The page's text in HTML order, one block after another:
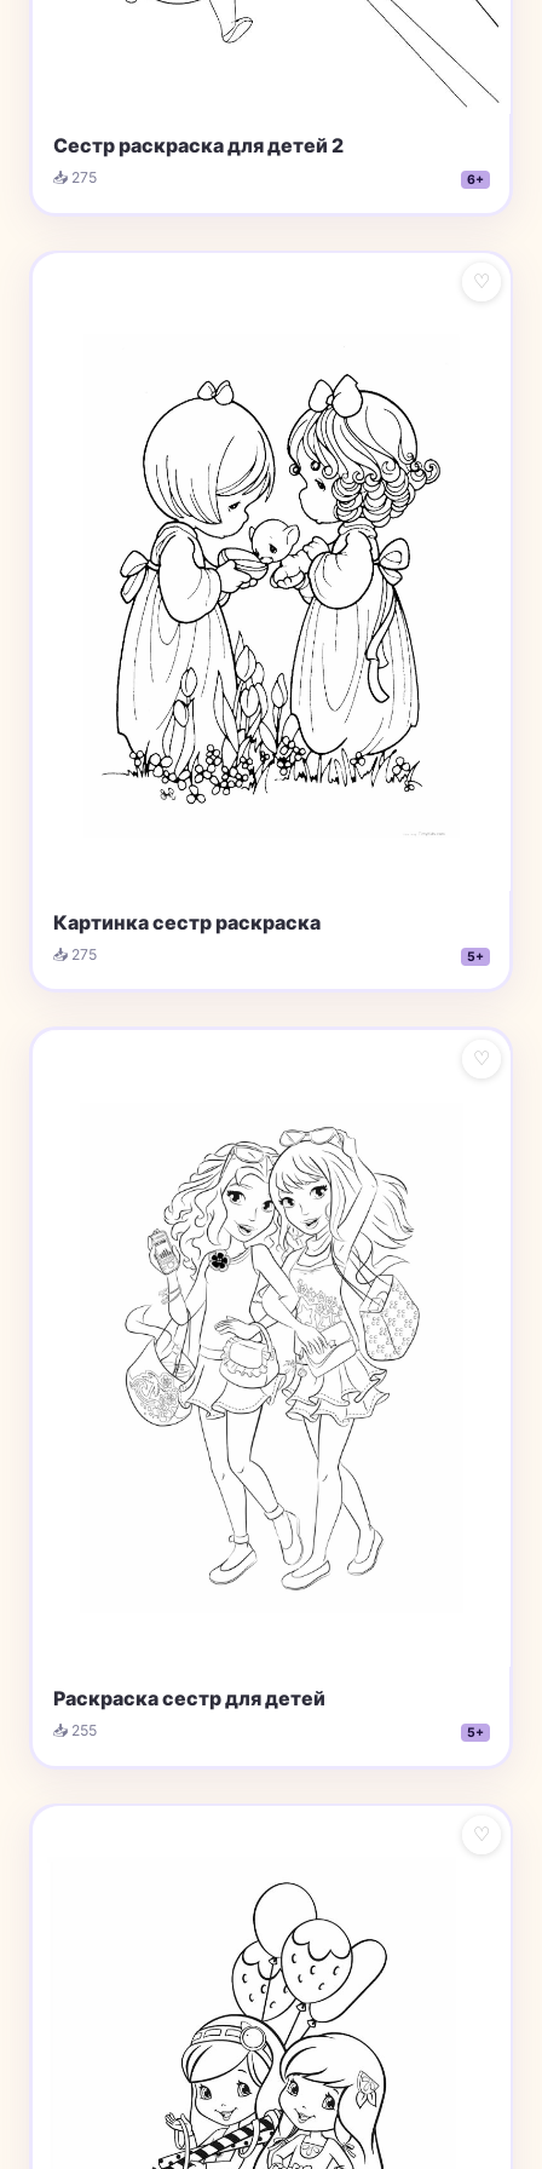
Сестр раскраска для детей 2
📥 275 6+
♡
Картинка сестр раскраска
📥 275 5+
♡
Раскраска сестр для детей
📥 255 5+
♡